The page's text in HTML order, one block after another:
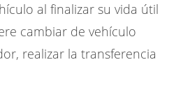
al finalizar su vida útil
cambiar de vehículo
realizar la transferencia